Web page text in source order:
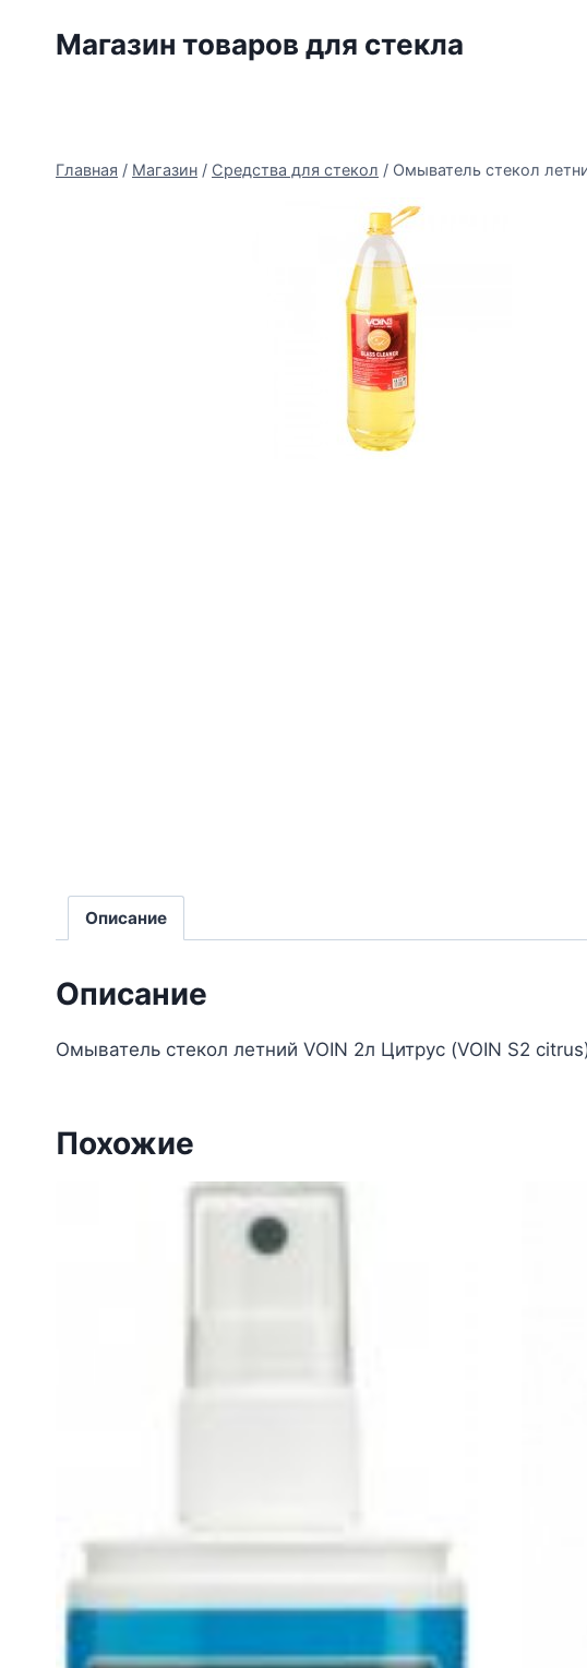
Магазин товаров для стекла
Главная / Магазин / Средства для стекол / Омыватель стекол
Описание
Описание
Омыватель стекол летний VOIN 2л Цитрус (VOIN S2
Похожие